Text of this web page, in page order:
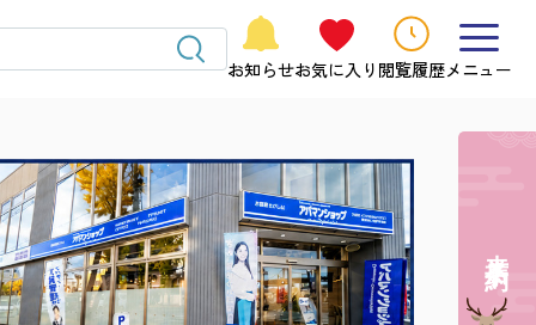
お知らせお気に入り 閲覧履歴メニュー